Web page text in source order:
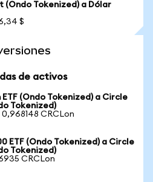
(Ondo Tokenized) a Dólar
$
de activos
(Ondo Tokenized) a Circle
Tokenized)
CRCLon
ETF (Ondo Tokenized) a Circle
Tokenized)
CRCLon